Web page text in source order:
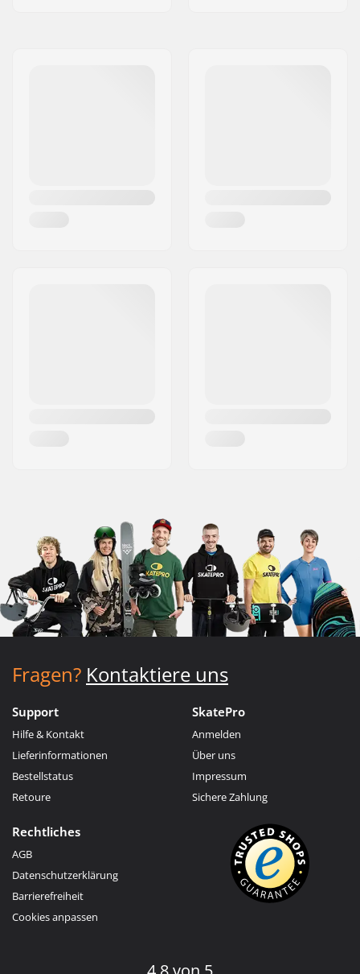
Fragen? Kontaktiere uns
Support
Hilfe & Kontakt
Lieferinformationen
Bestellstatus
Retoure
SkatePro
Anmelden
Über uns
Impressum
Sichere Zahlung
Rechtliches
AGB
Datenschutzerklärung
Barrierefreiheit
Cookies anpassen